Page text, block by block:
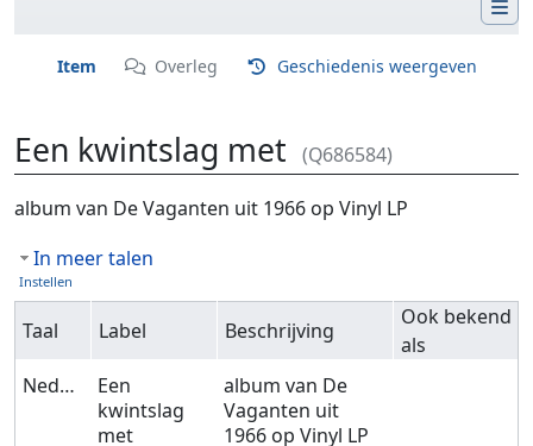
Item Overleg Geschiedenis weergeven
Een kwintslag met (Q686584)
Ga naar:navigatie,zoeken
album van De Vaganten uit 1966 op Vinyl LP
In meer talen
Instellen
Taal Label Beschrijving
Ook bekend
als
Nederlands
Een
kwintslag
met
album van De
Vaganten uit
1966 op Vinyl LP